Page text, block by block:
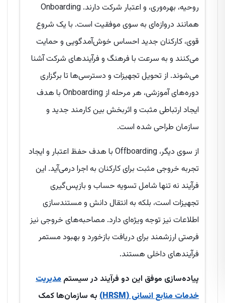
روحیه، بهره‌وری، و اعتبار شرکت دارند. Onboarding
همانند دروازه‌ای به سوی موفقیت است. با یک شروع
قوی، کارکنان جدید احساس خوش‌آمدگویی و حمایت
می‌کنند و به سرعت با فرهنگ و فرآیندهای شرکت آشنا
می‌شوند. از تحویل تجهیزات و دسترسی‌ها تا برگزاری
دوره‌های آموزشی، هر مرحله از Onboarding با هدف
ایجاد ارتباطی مثبت و اثربخش بین کارمند جدید و
سازمان طراحی شده است.
از سوی دیگر، Offboarding با هدف حفظ اعتبار و ایجاد
تجربه خروجی مثبت برای کارکنان به اجرا درمی‌آید. این
فرآیند نه تنها شامل تسویه حساب و بازپس‌گیری
تجهیزات است، بلکه به انتقال دانش و مستندسازی
اطلاعات نیز توجه ویژه‌ای دارد. مصاحبه‌های خروجی نیز
فرصتی ارزشمند برای دریافت بازخورد و بهبود مستمر
فرآیندهای داخلی هستند.
پیاده‌سازی موفق این دو فرآیند در سیستم مدیریت
خدمات منابع انسانی (HRSM)
به سازمان‌ها کمک